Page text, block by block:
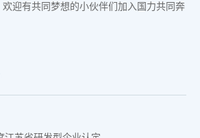
迎有共同梦想的小伙伴们加入国力共同奔